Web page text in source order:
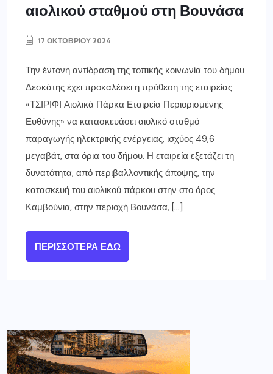
αιολικού σταθμού στη Βουνάσα
17 ΟΚΤΩΒΡΊΟΥ 2024
Την έντονη αντίδραση της τοπικής κοινωνία του δήμου
Δεσκάτης έχει προκαλέσει η πρόθεση της εταιρείας
«ΤΣΙΡΙΦΙ Αιολικά Πάρκα Εταιρεία Περιορισμένης
Ευθύνης» να κατασκευάσει αιολικό σταθμό
παραγωγής ηλεκτρικής ενέργειας, ισχύος 49,6
μεγαβάτ, στα όρια του δήμου. Η εταιρεία εξετάζει τη
δυνατότητα, από περιβαλλοντικής άποψης, την
κατασκευή του αιολικού πάρκου στην στο όρος
Καμβούνια, στην περιοχή Βουνάσα, […]
ΠΕΡΙΣΣΌΤΕΡΑ ΕΔΏ